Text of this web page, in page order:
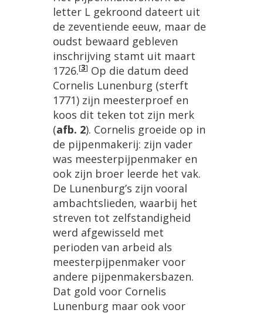
letter L gekroond dateert uit
de zeventiende eeuw, maar de
oudst bewaard gebleven
inschrijving stamt uit maart
1726.[3] Op die datum deed
Cornelis Lunenburg (sterft
1771) zijn meesterproef en
koos dit teken tot zijn merk
(afb. 2). Cornelis groeide op in
de pijpenmakerij: zijn vader
was meesterpijpenmaker en
ook zijn broer leerde het vak.
De Lunenburg’s zijn vooral
ambachtslieden, waarbij het
streven tot zelfstandigheid
werd afgewisseld met
perioden van arbeid als
meesterpijpenmaker voor
andere pijpenmakersbazen.
Dat gold voor Cornelis
Lunenburg maar ook voor